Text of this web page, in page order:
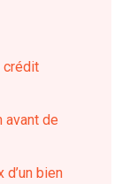
crédit
avant de
bien